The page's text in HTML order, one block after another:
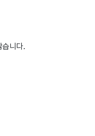
습니다.